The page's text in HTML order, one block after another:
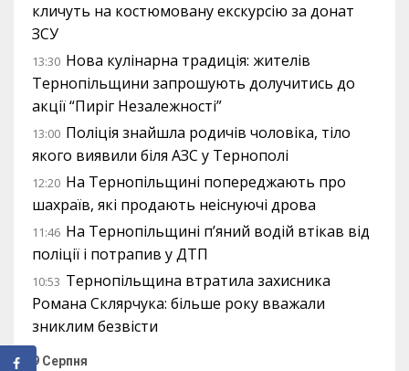
кличуть на костюмовану екскурсію за донат
ЗСУ
13:30 Нова кулінарна традиція: жителів
Тернопільщини запрошують долучитись до
акції “Пиріг Незалежності”
13:00 Поліція знайшла родичів чоловіка, тіло
якого виявили біля АЗС у Тернополі
12:20 На Тернопільщині попереджають про
шахраїв, які продають неіснуючі дрова
11:46 На Тернопільщині п’яний водій втікав від
поліції і потрапив у ДТП
10:53 Тернопільщина втратила захисника
Романа Склярчука: більше року вважали
зниклим безвісти
9 Серпня